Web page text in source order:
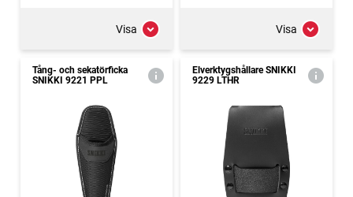
Visa Visa
Tång- och sekatörficka
SNIKKI 9221 PPL
Elverktygshållare SNIKKI
9229 LTHR